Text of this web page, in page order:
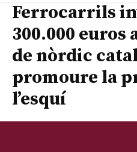
Ferrocarrils
300.000 euros
de nòrdic
promoure la
l’esquí